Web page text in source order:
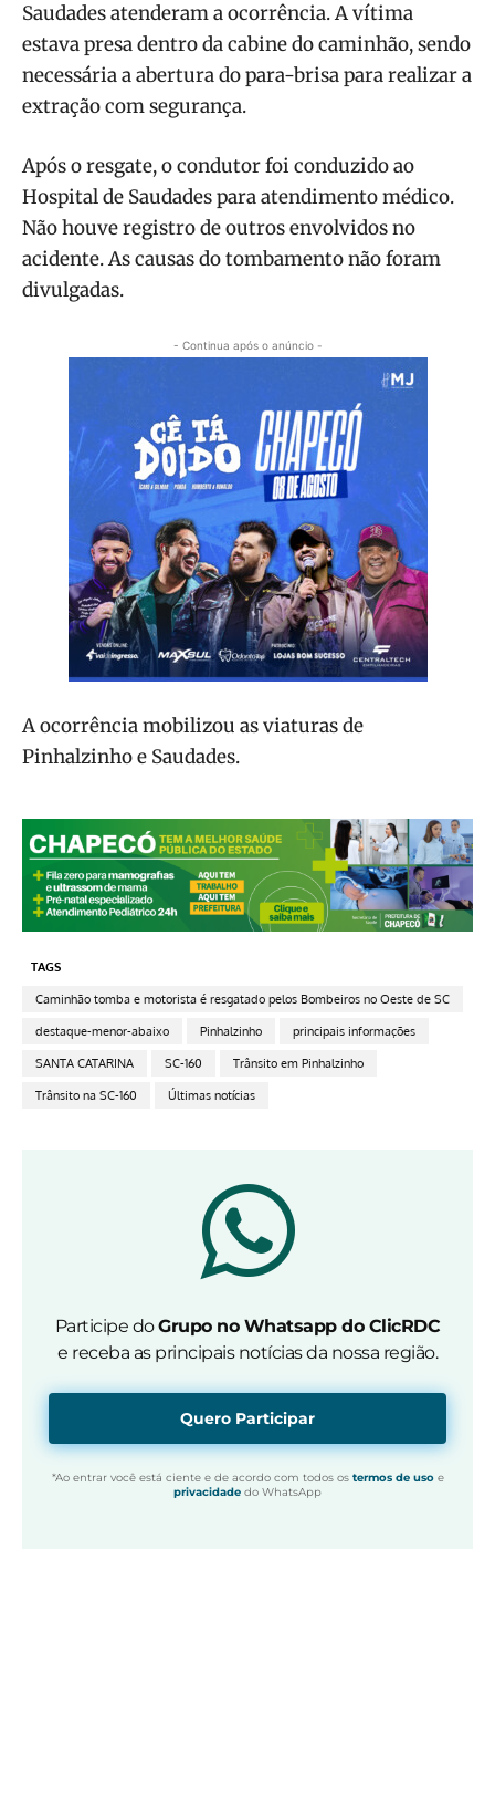
Saudades atenderam a ocorrência. A vítima
estava presa dentro da cabine do caminhão, sendo
necessária a abertura do para-brisa para realizar a
extração com segurança.
Após o resgate, o condutor foi conduzido ao
Hospital de Saudades para atendimento médico.
Não houve registro de outros envolvidos no
acidente. As causas do tombamento não foram
divulgadas.
- Continua após o anúncio -
A ocorrência mobilizou as viaturas de
Pinhalzinho e Saudades.
TAGS
Caminhão tomba e motorista é resgatado pelos Bombeiros no Oeste de SC
destaque-menor-abaixo Pinhalzinho principais informações
SANTA CATARINA SC-160 Trânsito em Pinhalzinho
Trânsito na SC-160 Últimas notícias
Participe doGrupo no Whatsapp do ClicRDC
e receba as principais notícias da nossa região.
Quero Participar
*Ao entrar você está ciente e de acordo com todos os termos de usoe
privacidade do WhatsApp